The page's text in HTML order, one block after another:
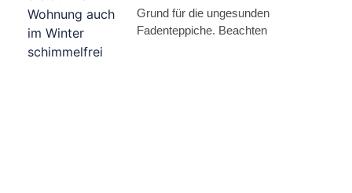
Grund für die ungesunden
Fadenteppiche. Beachten